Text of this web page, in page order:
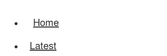
Home
Latest